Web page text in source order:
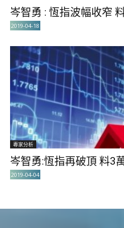
岑智勇 : 恆指波幅收窄
2019-04-18
專家分析
岑智勇:恆指再破頂 料3
2019-04-04